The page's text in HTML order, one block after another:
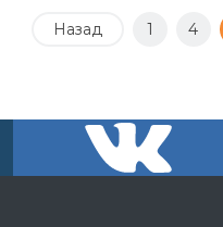
Назад 1 4